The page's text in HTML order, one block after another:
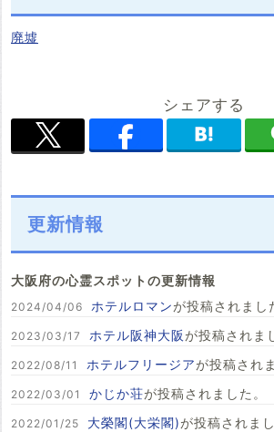
廃墟
シェアする
更新情報
大阪府の心霊スポットの更新情報
2024/04/06 ホテルロマンが投稿されまし
2023/03/17 ホテル阪神大阪 が投稿されま
2022/08/11 ホテルフリージアが投稿され
2022/03/01 かじか荘が投稿されました。
2022/01/25 大榮閣(大栄閣)が投稿されまし